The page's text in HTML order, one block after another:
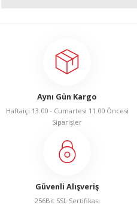
Görüş ve önerileriniz için teşekkür
Ürün açıklamasında eksik bilgiler
Ürün bilgilerinde hatalar bulunuyor.
Ürün fiyatı diğer sitelerden daha
Bu ürüne benzer farklı alternatifler
Aynı Gün Kargo
Haftaiçi 13.00 - Cumartesi 11.00 Öncesi
Siparişler
Güvenli Alışveriş
256Bit SSL Sertifikası